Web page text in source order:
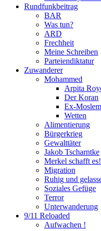
Rundfunkbeitrag
BAR
Was tun?
ARD
Frechheit
Meine Schreiben
Parteiendiktatur
Zuwanderer
Mohammed
Arpita
Der Koran
Ex-Moslem
Wetten
Alimentierung
Bürgerkrieg
Gewalttäter
Jakob Tscharntke
Merkel schafft es!
Migration
Ruhig und
Soziales Gefüge
Terror
Unterwanderung
9/11 Reloaded
Aufwachen !